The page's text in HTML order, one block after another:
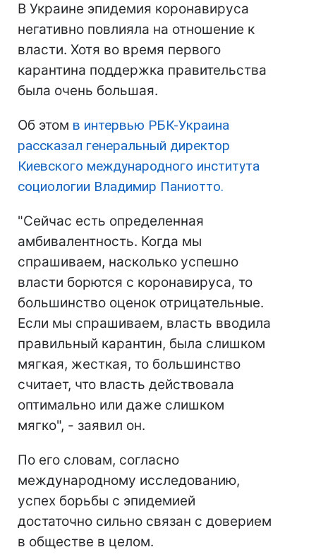
В Украине эпидемия коронавируса
негативно повлияла на отношение к
власти. Хотя во время первого
карантина поддержка правительства
была очень большая.
Об этом в интервью РБК-Украина
рассказал генеральный директор
Киевского международного института
социологии Владимир Паниотто.
"Сейчас есть определенная
амбивалентность. Когда мы
спрашиваем, насколько успешно
власти борются с коронавируса, то
большинство оценок отрицательные.
Если мы спрашиваем, власть вводила
правильный карантин, была слишком
мягкая, жесткая, то большинство
считает, что власть действовала
оптимально или даже слишком
мягко", - заявил он.
По его словам, согласно
международному исследованию,
успех борьбы с эпидемией
достаточно сильно связан с доверием
в обществе в целом.